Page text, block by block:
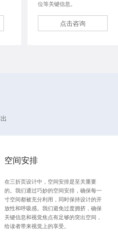
位等关键信息。
点击咨询
空间安排
在三折页设计中，空间安排是至关重要
的。我们通过巧妙的空间安排，确保每一
寸空间都被充分利用，同时保持设计的开
放性和呼吸感。我们避免过度拥挤，确保
关键信息和视觉焦点有足够的突出空间，
给读者带来视觉上的享受。